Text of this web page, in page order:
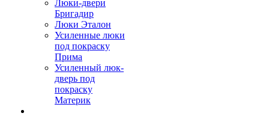
Люки-двери
Бригадир
Люки Эталон
Усиленные люки
под покраску
Прима
Усиленный люк-
дверь под
покраску
Материк